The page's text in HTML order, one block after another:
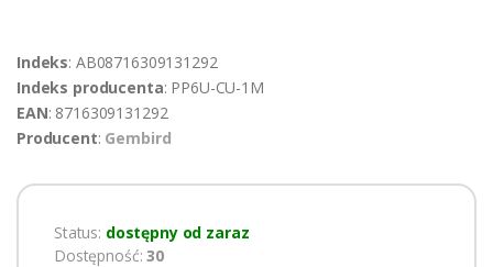
Indeks: AB08716309131292
Indeks producenta: PP6U-CU-1M
EAN: 8716309131292
Producent: Gembird
Status: dostępny od zaraz
Dostępność:30